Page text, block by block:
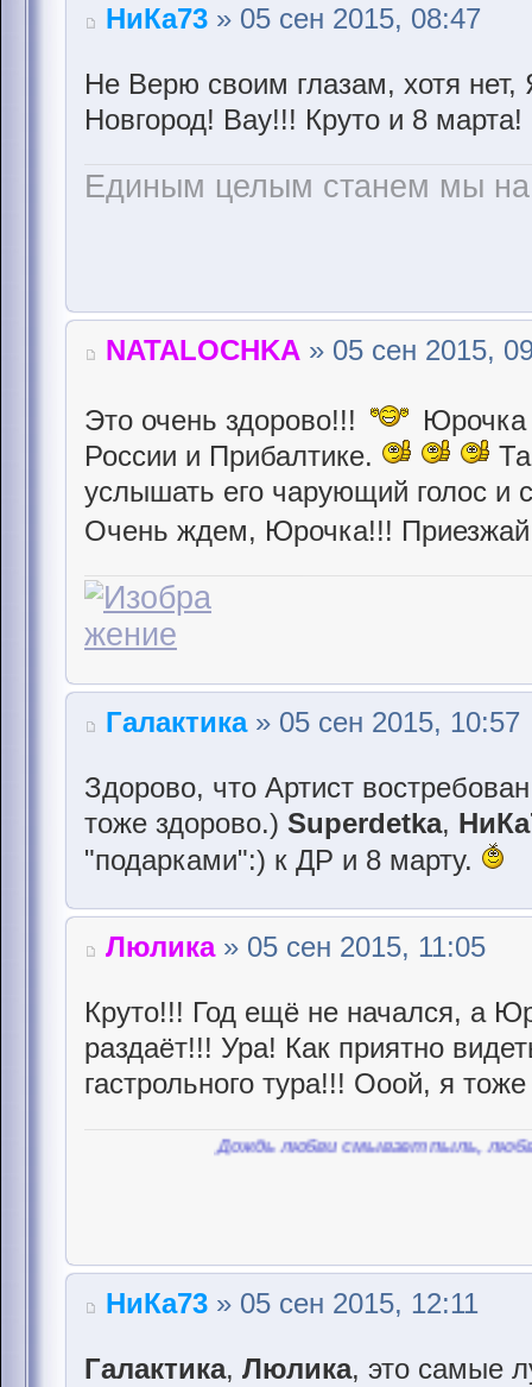
НиКа73 » 05 сен 2015, 08:47
Не Верю своим глазам, хотя
Новгород! Вау!!! Круто и 8 марта!
Единым целым станем мы на
NATALOCHKA » 05 сен 2015,
Это очень здорово!!!
Юрочка
России и Прибалтике.
услышать его чарующий голос
Очень ждем, Юрочка!!!
Галактика» 05 сен 2015, 10:57
Здорово, что Артист
тоже здорово.) Superdetka,
"подарками":) к ДР и 8 марту.
Люлика» 05 сен 2015, 11:05
Круто!!! Год ещё не начался, а
раздаёт!!! Ура! Как приятно
гастрольного тура!!! Ооой, я
Дождь любви смывает пыль, любви
НиКа73 » 05 сен 2015, 12:11
Галактика, Люлика, это самые